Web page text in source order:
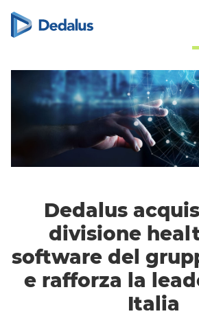
Dedalus
divisione
software del
e rafforza la
Italia